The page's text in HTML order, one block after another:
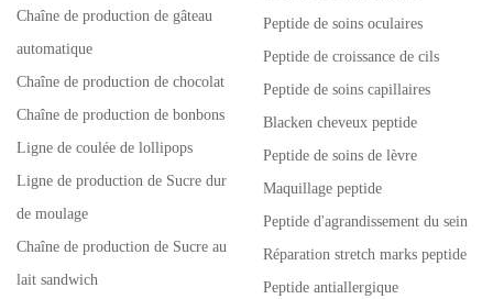
Chaîne de production de gâteau
automatique
Chaîne de production de chocolat
Chaîne de production de bonbons
Ligne de coulée de lollipops
Ligne de production de Sucre dur
de moulage
Chaîne de production de Sucre au
lait sandwich
Peptide de soins oculaires
Peptide de croissance de cils
Peptide de soins capillaires
Blacken cheveux peptide
Peptide de soins de lèvre
Maquillage peptide
Peptide d'agrandissement du sein
Réparation stretch marks peptide
Peptide antiallergique